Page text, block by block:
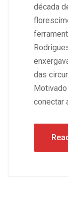
década
das
conectar